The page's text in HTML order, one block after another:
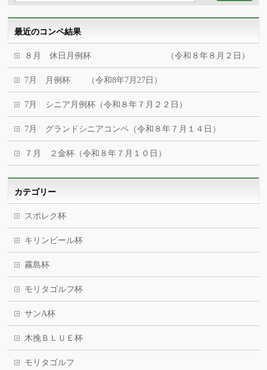
最近のコンペ結果
８月 休日月例杯 （令和８年８月２日）
7月 月例杯 （令和8年7月27日）
7月 シニア月例杯（令和８年７月２２日）
7月 グランドシニアコンペ（令和８年７月１４日）
７月 ２金杯（令和８年７月１０日）
カテゴリー
スポレク杯
キリンビール杯
霧島杯
モリタゴルフ杯
サンA杯
木挽ＢＬＵＥ杯
モリタゴルフ